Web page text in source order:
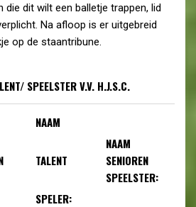
die dit wilt een balletje trappen, lid
Na afloop is er uitgebreid
op de staantribune.
SPEELSTER V.V. H.J.S.C.
NAAM
TALENT
SPELER:
NAAM
SENIOREN
SPEELSTER: